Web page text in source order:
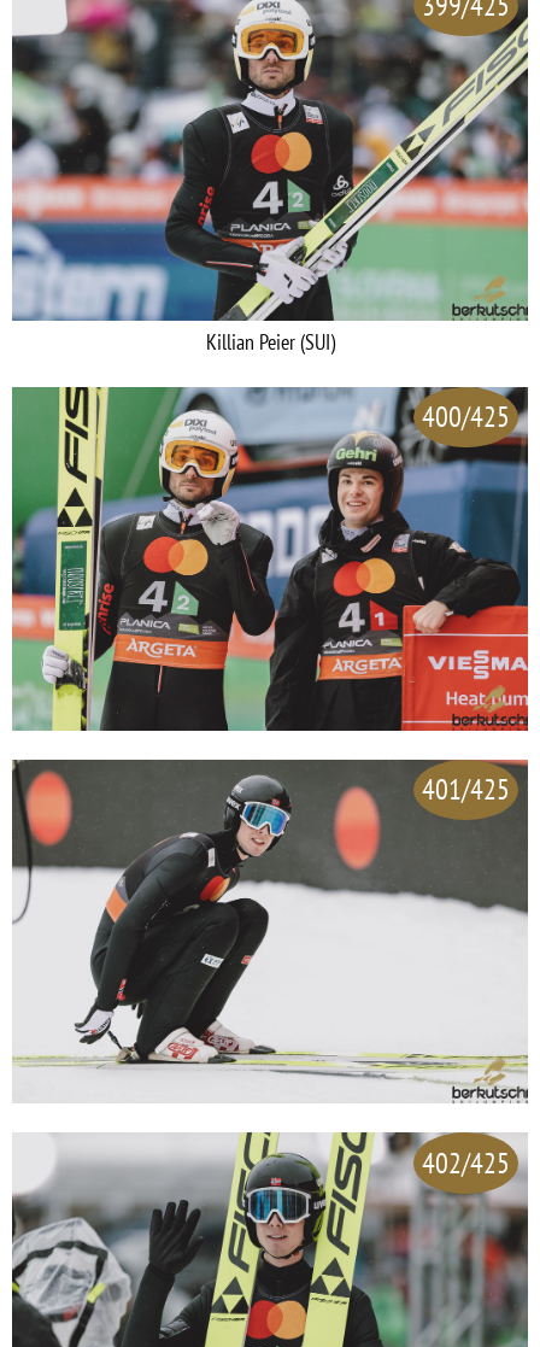
Killian Peier (SUI)
400/425
401/425
402/425